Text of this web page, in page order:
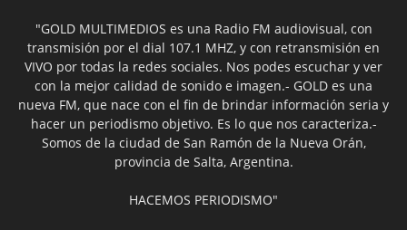
"GOLD MULTIMEDIOS es una Radio FM audiovisual, con
transmisión por el dial 107.1 MHZ, y con retransmisión en
VIVO por todas la redes sociales. Nos podes escuchar y ver
con la mejor calidad de sonido e imagen.- GOLD es una
nueva FM, que nace con el fin de brindar información seria y
hacer un periodismo objetivo. Es lo que nos caracteriza.-
Somos de la ciudad de San Ramón de la Nueva Orán,
provincia de Salta, Argentina.
HACEMOS PERIODISMO"